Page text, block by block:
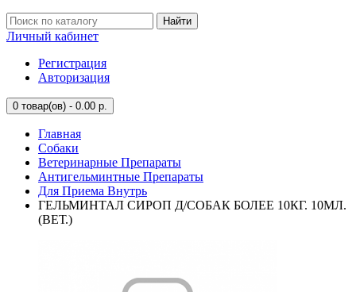
Найти
Личный кабинет
Регистрация
Авторизация
0 товар(ов) - 0.00 р.
Главная
Собаки
Ветеринарные Препараты
Антигельминтные Препараты
Для Приема Внутрь
ГЕЛЬМИНТАЛ СИРОП Д/СОБАК БОЛЕЕ 10КГ. 10МЛ.
(ВЕТ.)